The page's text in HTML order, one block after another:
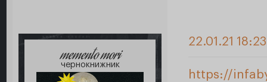
memento mori
чернокнижник
22.01.21
https://